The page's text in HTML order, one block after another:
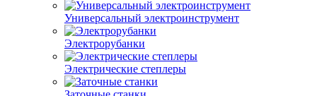
Универсальный электроинструмент
Электрорубанки
Электрические степлеры